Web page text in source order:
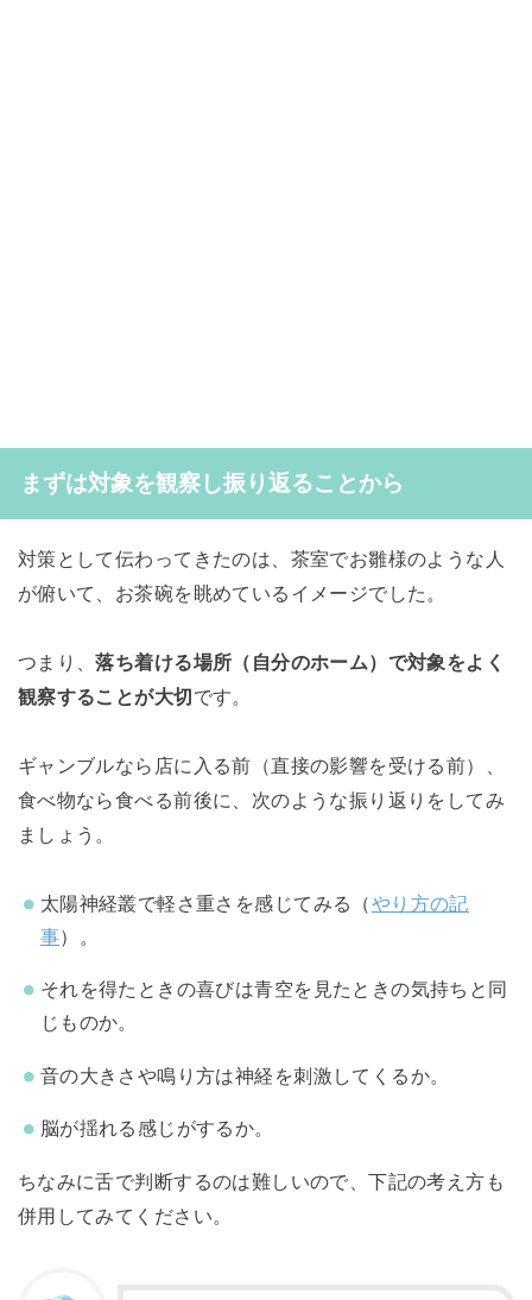
まずは対象を観察し振り返ることから
対策として伝わってきたのは、茶室でお雛様のような人
が俯いて、お茶碗を眺めているイメージでした。
つまり、落ち着ける場所（自分のホーム）で対象をよく
観察することが大切です。
ギャンブルなら店に入る前（直接の影響を受ける前）、
食べ物なら食べる前後に、次のような振り返りをしてみ
ましょう。
太陽神経叢で軽さ重さを感じてみる（やり方の記
事）。
それを得たときの喜びは青空を見たときの気持ちと同
じものか。
音の大きさや鳴り方は神経を刺激してくるか。
脳が揺れる感じがするか。
ちなみに舌で判断するのは難しいので、下記の考え方も
併用してみてください。